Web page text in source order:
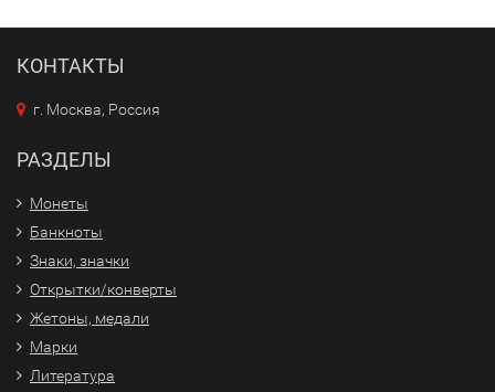
КОНТАКТЫ
г. Москва, Россия
РАЗДЕЛЫ
Монеты
Банкноты
Знаки, значки
Открытки/конверты
Жетоны, медали
Марки
Литература